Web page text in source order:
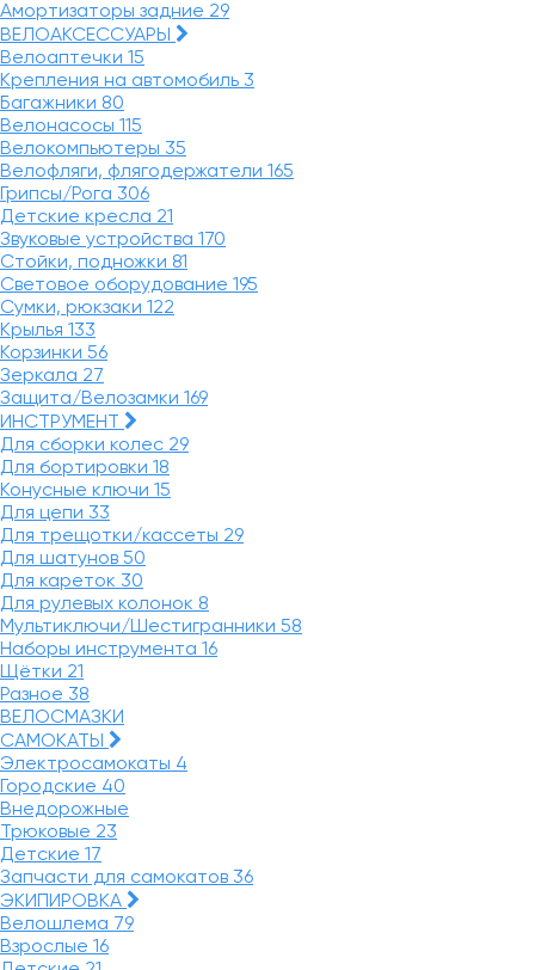
Амортизаторы задние 29
ВЕЛОАКСЕССУАРЫ
Велоаптечки 15
Крепления на автомобиль 3
Багажники 80
Велонасосы 115
Велокомпьютеры 35
Велофляги, флягодержатели 165
Грипсы/Рога 306
Детские кресла 21
Звуковые устройства 170
Стойки, подножки 81
Световое оборудование 195
Сумки, рюкзаки 122
Крылья 133
Корзинки 56
Зеркала 27
Защита/Велозамки 169
ИНСТРУМЕНТ
Для сборки колес 29
Для бортировки 18
Конусные ключи 15
Для цепи 33
Для трещотки/кассеты 29
Для шатунов 50
Для кареток 30
Для рулевых колонок 8
Мультиключи/Шестигранники 58
Наборы инструмента 16
Щётки 21
Разное 38
ВЕЛОСМАЗКИ
САМОКАТЫ
Электросамокаты 4
Городские 40
Внедорожные
Трюковые 23
Детские 17
Запчасти для самокатов 36
ЭКИПИРОВКА
Велошлема 79
Взрослые 16